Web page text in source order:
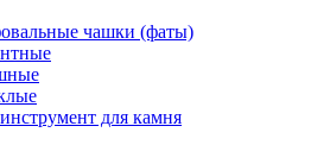
чашки (фаты)
для камня